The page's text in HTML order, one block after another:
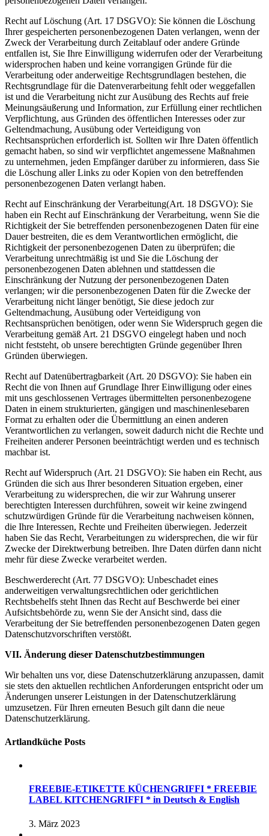
Recht auf Löschung (Art. 17 DSGVO): Sie können die Löschung
Ihrer gespeicherten personenbezogenen Daten verlangen, wenn der
Zweck der Verarbeitung durch Zeitablauf oder andere Gründe
entfallen ist, Sie Ihre Einwilligung widerrufen oder der Verarbeitung
widersprochen haben und keine vorrangigen Gründe für die
Verarbeitung oder anderweitige Rechtsgrundlagen bestehen, die
Rechtsgrundlage für die Datenverarbeitung fehlt oder weggefallen
ist und die Verarbeitung nicht zur Ausübung des Rechts auf freie
Meinungsäußerung und Information, zur Erfüllung einer rechtlichen
Verpflichtung, aus Gründen des öffentlichen Interesses oder zur
Geltendmachung, Ausübung oder Verteidigung von
Rechtsansprüchen erforderlich ist. Sollten wir Ihre Daten öffentlich
gemacht haben, so sind wir verpflichtet angemessene Maßnahmen
zu unternehmen, jeden Empfänger darüber zu informieren, dass Sie
die Löschung aller Links zu oder Kopien von den betreffenden
personenbezogenen Daten verlangt haben.
Recht auf Einschränkung der Verarbeitung(Art. 18 DSGVO): Sie
haben ein Recht auf Einschränkung der Verarbeitung, wenn Sie die
Richtigkeit der Sie betreffenden personenbezogenen Daten für eine
Dauer bestreiten, die es dem Verantwortlichen ermöglicht, die
Richtigkeit der personenbezogenen Daten zu überprüfen; die
Verarbeitung unrechtmäßig ist und Sie die Löschung der
personenbezogenen Daten ablehnen und stattdessen die
Einschränkung der Nutzung der personenbezogenen Daten
verlangen; wir die personenbezogenen Daten für die Zwecke der
Verarbeitung nicht länger benötigt, Sie diese jedoch zur
Geltendmachung, Ausübung oder Verteidigung von
Rechtsansprüchen benötigen, oder wenn Sie Widerspruch gegen die
Verarbeitung gemäß Art. 21 DSGVO eingelegt haben und noch
nicht feststeht, ob unsere berechtigten Gründe gegenüber Ihren
Gründen überwiegen.
Recht auf Datenübertragbarkeit (Art. 20 DSGVO): Sie haben ein
Recht die von Ihnen auf Grundlage Ihrer Einwilligung oder eines
mit uns geschlossenen Vertrages übermittelten personenbezogene
Daten in einem strukturierten, gängigen und maschinenlesebaren
Format zu erhalten oder die Übermittlung an einen anderen
Verantwortlichen zu verlangen, soweit dadurch nicht die Rechte und
Freiheiten anderer Personen beeinträchtigt werden und es technisch
machbar ist.
Recht auf Widerspruch (Art. 21 DSGVO): Sie haben ein Recht, aus
Gründen die sich aus Ihrer besonderen Situation ergeben, einer
Verarbeitung zu widersprechen, die wir zur Wahrung unserer
berechtigten Interessen durchführen, soweit wir keine zwingend
schutzwürdigen Gründe für die Verarbeitung nachweisen können,
die Ihre Interessen, Rechte und Freiheiten überwiegen. Jederzeit
haben Sie das Recht, Verarbeitungen zu widersprechen, die wir für
Zwecke der Direktwerbung betreiben. Ihre Daten dürfen dann nicht
mehr für diese Zwecke verarbeitet werden.
Beschwerderecht (Art. 77 DSGVO): Unbeschadet eines
anderweitigen verwaltungsrechtlichen oder gerichtlichen
Rechtsbehelfs steht Ihnen das Recht auf Beschwerde bei einer
Aufsichtsbehörde zu, wenn Sie der Ansicht sind, dass die
Verarbeitung der Sie betreffenden personenbezogenen Daten gegen
Datenschutzvorschriften verstößt.
VII. Änderung dieser Datenschutzbestimmungen
Wir behalten uns vor, diese Datenschutzerklärung anzupassen, damit
sie stets den aktuellen rechtlichen Anforderungen entspricht oder um
Änderungen unserer Leistungen in der Datenschutzerklärung
umzusetzen. Für Ihren erneuten Besuch gilt dann die neue
Datenschutzerklärung.
Artlandküche Posts
FREEBIE-ETIKETTE KÜCHENGRIFFI * FREEBIE
LABEL KITCHENGRIFFI * in Deutsch & English
3. März 2023